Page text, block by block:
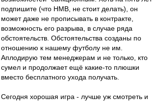
подпишите (что НМВ, не стоит делать), он
может даже не прописывать в контракте,
возможность его разрыва, в случае ряда
обстоятельств. Обстоятельства созданы по
отношению к нашему футболу не им.
Аплодирую тем менеджерам и не только, кто
сумел и продолжает ещё какие-то плюшки
вместо бесплатного ухода получать.
Сегодня хорошая игра - лучше уж смотреть и